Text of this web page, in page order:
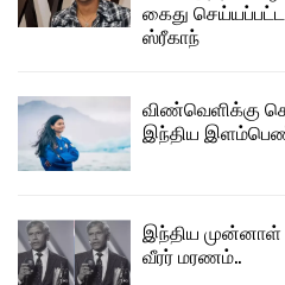
கைது செய்யப்பட்ட
ஸ்ரீகாந்
விண்வெளிக்கு
இந்திய
இந்திய முன்னாள்
வீரர் மரணம்..